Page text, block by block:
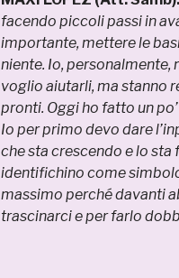
facendo piccoli passi in
importante, mettere le
niente. Io,
voglio aiutarli, ma stanno
pronti. Oggi ho fatto un
Io per primo devo dare
che sta crescendo e lo
identifichino come
massimo perché davanti
trascinarci e per farlo